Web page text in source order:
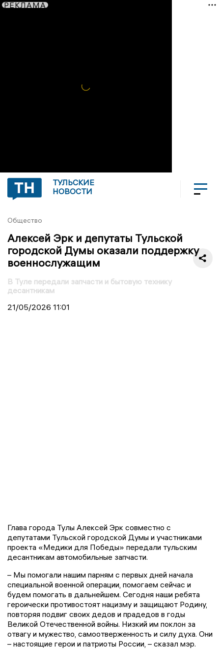
РЕКЛАМА
ТУЛЬСКИЕ
НОВОСТИ
Общество
Алексей Эрк и депутаты Тульской
городской Думы оказали поддержку
военнослужащим
В Туле передали запчасти и бытовую технику
десантникам
21/05/2026 11:01
Глава города Тулы Алексей Эрк совместно с
депутатами Тульской городской Думы и участниками
проекта «Медики для Победы» передали тульским
десантникам автомобильные запчасти.
– Мы помогали нашим парням с первых дней начала
специальной военной операции, помогаем сейчас и
будем помогать в дальнейшем. Сегодня наши ребята
героически противостоят нацизму и защищают Родину,
повторяя подвиг своих дедов и прадедов в годы
Великой Отечественной войны. Низкий им поклон за
отвагу и мужество, самоотверженность и силу духа. Они
– настоящие герои и патриоты России, – сказал мэр.